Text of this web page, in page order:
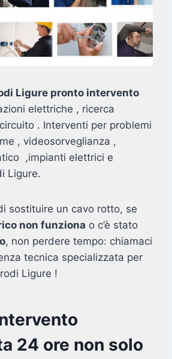
Ligure pronto intervento
elettriche , ricerca
. Interventi per problemi
, videosorveglianza ,
,impianti elettrici e
Ligure.
sostituire un cavo rotto, se
non funziona o c’è stato
, non perdere tempo: chiamaci
tecnica specializzata per
Ligure !
24 ore non solo